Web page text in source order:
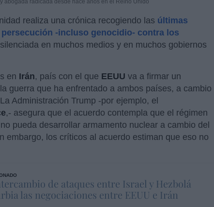
abogada radicada desde hace años en el Reino Unido
realiza una crónica recogiendo las últimas
-incluso genocidio- contra los
en muchos medios y en muchos gobiernos
en Irán, país con el que EEUU va a firmar un
guerra que ha enfrentado a ambos países, a cambio
Administración Trump -por ejemplo, el
,- asegura que el acuerdo contempla que el régimen
pueda desarrollar armamento nuclear a cambio del
embargo, los críticos al acuerdo estiman que eso no
de ataques entre Israel y Hezbolá
las negociaciones entre EEUU e Irán